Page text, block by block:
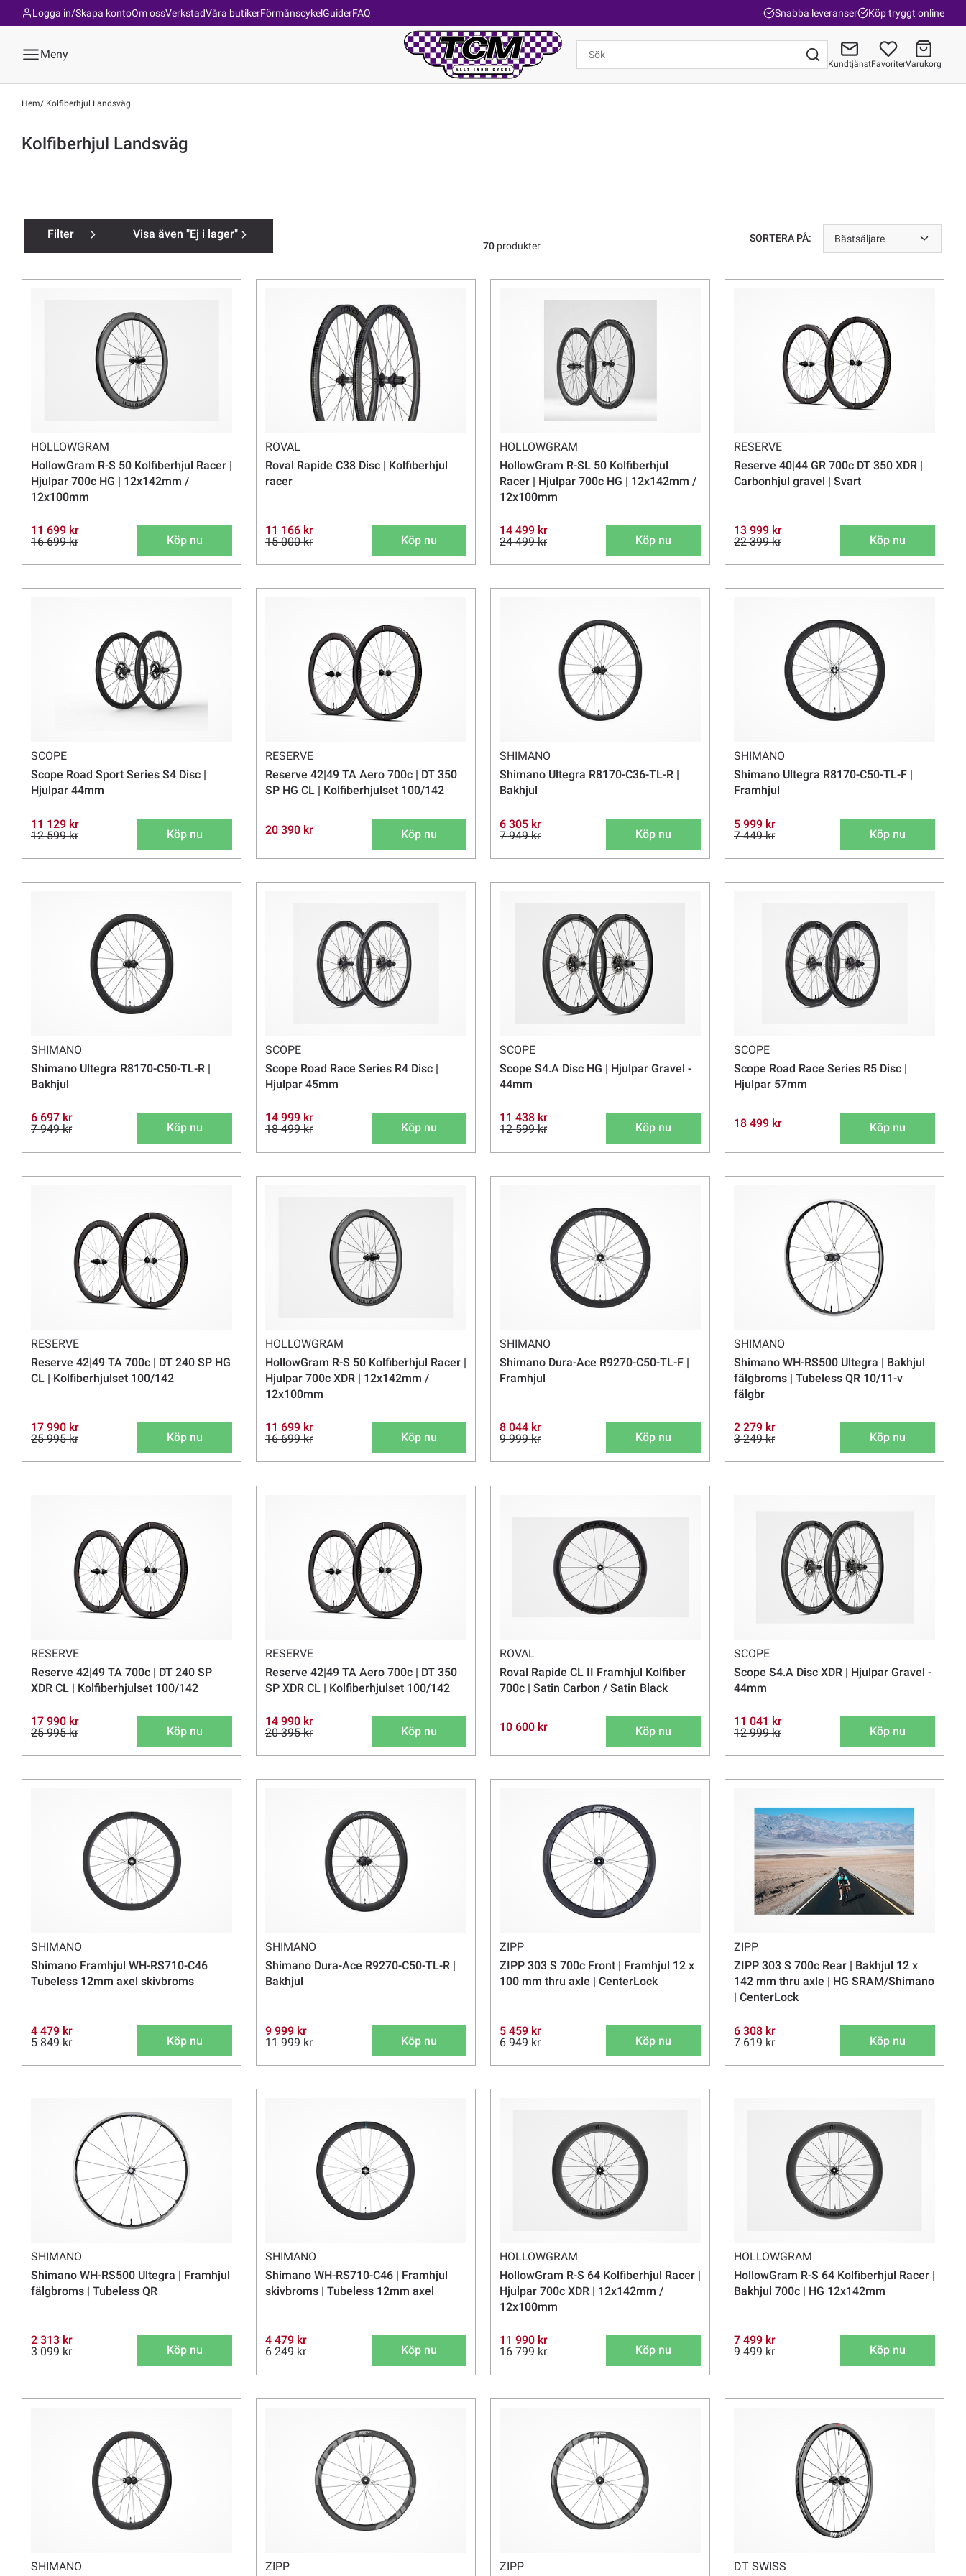
Om ossVerkstadVåra butikerFörmånscykelGuiderFAQ
Logga in/Skapa konto Snabba leveranser Köp tryggt online
Meny
KundtjänstFavoriterVarukorg
Hem Kolfiberhjul Landsväg
Kolfiberhjul Landsväg
Filter Visa även "Ej i lager" SORTERA PÅ: Bästsäljare
70produkter
HOLLOWGRAM
HollowGram R-S 50 Kolfiberhjul Racer |
Hjulpar 700c HG | 12x142mm /
12x100mm
11 699 kr
16 699 kr
Köp nu
ROVAL
Roval Rapide C38 Disc | Kolfiberhjul
racer
11 166 kr
15 000 kr
Köp nu
HOLLOWGRAM
HollowGram R-SL 50 Kolfiberhjul
Racer | Hjulpar 700c HG | 12x142mm /
12x100mm
14 499 kr
24 499 kr
Köp nu
RESERVE
Reserve 40|44 GR 700c DT 350 XDR |
Carbonhjul gravel | Svart
13 999 kr
22 399 kr
Köp nu
SCOPE
Scope Road Sport Series S4 Disc |
Hjulpar 44mm
11 129 kr
12 599 kr
Köp nu
RESERVE
Reserve 42|49 TA Aero 700c | DT 350
SP HG CL | Kolfiberhjulset 100/142
20 390 kr Köp nu
SHIMANO
Shimano Ultegra R8170-C36-TL-R |
Bakhjul
6 305 kr
7 949 kr
Köp nu
SHIMANO
Shimano Ultegra R8170-C50-TL-F |
Framhjul
5 999 kr
7 449 kr
Köp nu
SHIMANO
Shimano Ultegra R8170-C50-TL-R |
Bakhjul
6 697 kr
7 949 kr
Köp nu
SCOPE
Scope Road Race Series R4 Disc |
Hjulpar 45mm
14 999 kr
18 499 kr
Köp nu
SCOPE
Scope S4.A Disc HG | Hjulpar Gravel -
44mm
11 438 kr
12 599 kr
Köp nu
SCOPE
Scope Road Race Series R5 Disc |
Hjulpar 57mm
18 499 kr Köp nu
RESERVE
Reserve 42|49 TA 700c | DT 240 SP HG
CL | Kolfiberhjulset 100/142
17 990 kr
25 995 kr
Köp nu
HOLLOWGRAM
HollowGram R-S 50 Kolfiberhjul Racer |
Hjulpar 700c XDR | 12x142mm /
12x100mm
11 699 kr
16 699 kr
Köp nu
SHIMANO
Shimano Dura-Ace R9270-C50-TL-F |
Framhjul
8 044 kr
9 999 kr
Köp nu
SHIMANO
Shimano WH-RS500 Ultegra | Bakhjul
fälgbroms | Tubeless QR 10/11-v
fälgbr
2 279 kr
3 249 kr
Köp nu
RESERVE
Reserve 42|49 TA 700c | DT 240 SP
XDR CL | Kolfiberhjulset 100/142
17 990 kr
25 995 kr
Köp nu
RESERVE
Reserve 42|49 TA Aero 700c | DT 350
SP XDR CL | Kolfiberhjulset 100/142
14 990 kr
20 395 kr
Köp nu
ROVAL
Roval Rapide CL II Framhjul Kolfiber
700c | Satin Carbon / Satin Black
10 600 kr Köp nu
SCOPE
Scope S4.A Disc XDR | Hjulpar Gravel -
44mm
11 041 kr
12 999 kr
Köp nu
SHIMANO
Shimano Framhjul WH-RS710-C46
Tubeless 12mm axel skivbroms
4 479 kr
5 849 kr
Köp nu
SHIMANO
Shimano Dura-Ace R9270-C50-TL-R |
Bakhjul
9 999 kr
11 999 kr
Köp nu
ZIPP
ZIPP 303 S 700c Front | Framhjul 12 x
100 mm thru axle | CenterLock
5 459 kr
6 949 kr
Köp nu
ZIPP
ZIPP 303 S 700c Rear | Bakhjul 12 x
142 mm thru axle | HG SRAM/Shimano
| CenterLock
6 308 kr
7 619 kr
Köp nu
SHIMANO
Shimano WH-RS500 Ultegra | Framhjul
fälgbroms | Tubeless QR
2 313 kr
3 099 kr
Köp nu
SHIMANO
Shimano WH-RS710-C46 | Framhjul
skivbroms | Tubeless 12mm axel
4 479 kr
6 249 kr
Köp nu
HOLLOWGRAM
HollowGram R-S 64 Kolfiberhjul Racer |
Hjulpar 700c XDR | 12x142mm /
12x100mm
11 990 kr
16 799 kr
Köp nu
HOLLOWGRAM
HollowGram R-S 64 Kolfiberhjul Racer |
Bakhjul 700c | HG 12x142mm
7 499 kr
9 499 kr
Köp nu
SHIMANO ZIPP ZIPP DT SWISS